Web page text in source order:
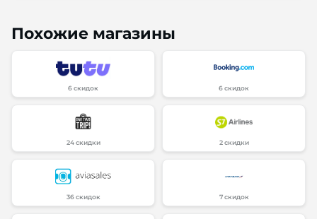
Похожие магазины
6 скидок 6 скидок
24 скидки 2 скидки
36 скидок 7 скидок